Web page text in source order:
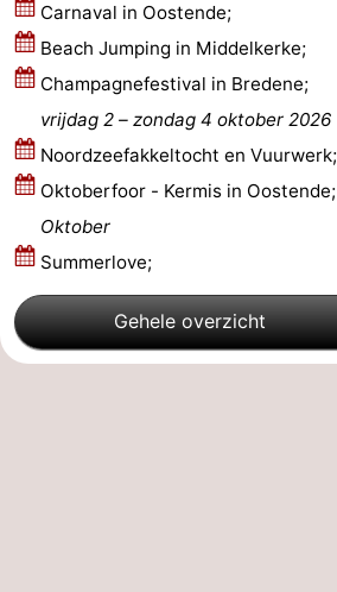
Carnaval in Oostende;
Beach Jumping in Middelkerke;
Champagnefestival in Bredene;
vrijdag 2 –
zondag 4 oktober 2026
Noordzeefakkeltocht en Vuurwerk;
Oktoberfoor - Kermis in Oostende;
Oktober
Summerlove;
Gehele overzicht